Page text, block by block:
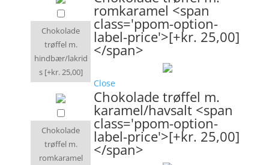
Chokolade
trøffel m.
hindbær/lakrid
s [+kr. 25,00]
romkaramel <span
class='ppom-option-
label-price'>[+kr. 25,00]
</span>
Close
Chokolade
trøffel m.
romkaramel
Chokolade trøffel m.
karamel/havsalt <span
class='ppom-option-
label-price'>[+kr. 25,00]
</span>